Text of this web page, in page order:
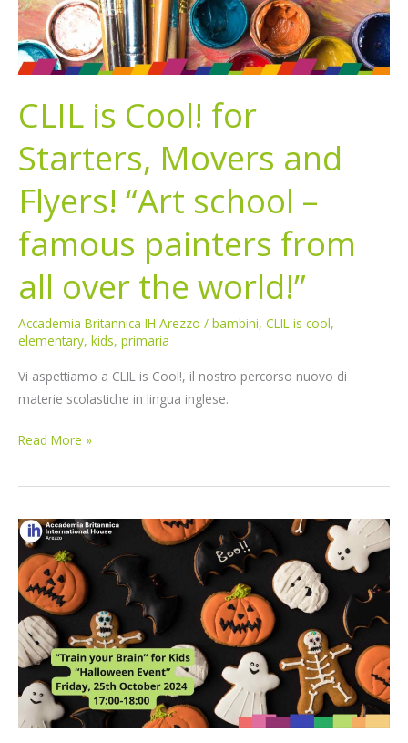
CLIL is Cool! for
Starters, Movers and
Flyers! “Art school –
famous painters from
all over the world!”
Accademia Britannica IH Arezzo / bambini, CLIL is cool,
elementary, kids, primaria
Vi aspettiamo a CLIL is Cool!, il nostro percorso nuovo di
materie scolastiche in lingua inglese.
and
Flyers!
“Art
–
famous
painters
from
all
over
the
Read More »
“Train
your
Brain”
for
Kids:
Halloween
Event!